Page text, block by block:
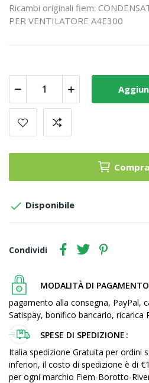
Ricambi originali fiem:
PER VENTILATORE A4E300
 Disponibile
Condividi
MODALITÀ DI
pagamento alla consegna, PayPal,
Satispay, bonifico bancario, ricarica
SPESE DI SPEDIZIONE
Italia spedizione Gratuita per ordini
inferiori, il costo di spedizione è di
per ogni marchio Fiem-Borotto-